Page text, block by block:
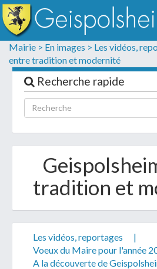
Mairie > En images > Les vidéos,
entre tradition et modernité
Recherche rapide
tradition et
Les vidéos, reportages
|
Voeux du Maire pour l'année
A la découverte de
Formulaire de
Les champs suivis d'un * sont
Informations
Votre demande :